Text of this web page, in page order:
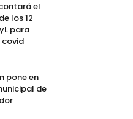
el
los 12
para
covid
pone en
de